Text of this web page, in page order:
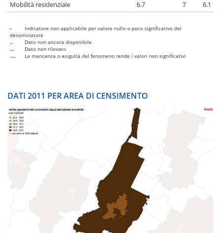
Mobilità residenziale 6.7 7 6.1
-
Indicatore non applicabile per valore nullo o poco significativo del
denominatore
..
Dato non ancora disponibile
...
Dato non rilevato
....
La mancanza o esiguità del fenomeno rende i valori non significativi
DATI 2011 PER AREA DI CENSIMENTO